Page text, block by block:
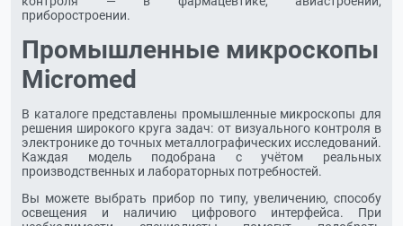
приборостроении.
Промышленные микроскопы
Micromed
В каталоге представлены промышленные микроскопы для
решения широкого круга задач: от визуального контроля в
электронике до точных металлографических исследований.
Каждая модель подобрана с учётом реальных
производственных и лабораторных потребностей.
Вы можете выбрать прибор по типу, увеличению, способу
освещения и наличию цифрового интерфейса. При